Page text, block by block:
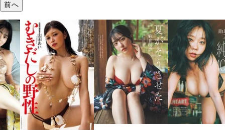
前へ
溝端 葵『も
つの、あおい
で。』
2026年08月09日